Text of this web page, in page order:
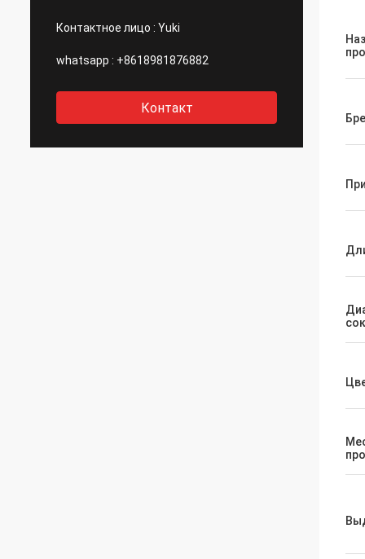
Контактное лицо : Yuki
whatsapp : +8618981876882
Контакт